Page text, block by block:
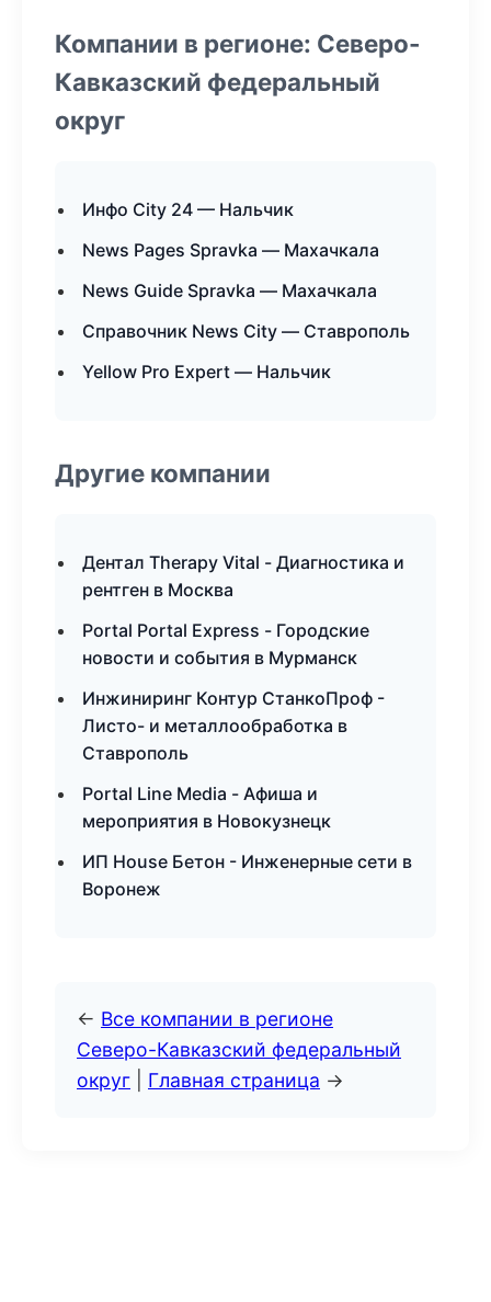
Компании в регионе: Северо-
Кавказский федеральный
округ
Инфо City 24 — Нальчик
News Pages Spravka — Махачкала
News Guide Spravka — Махачкала
Справочник News City — Ставрополь
Yellow Pro Expert — Нальчик
Другие компании
Дентал Therapy Vital - Диагностика и
рентген в Москва
Portal Portal Express - Городские
новости и события в Мурманск
Инжиниринг Контур СтанкоПроф -
Листо- и металлообработка в
Ставрополь
Portal Line Media - Афиша и
мероприятия в Новокузнецк
ИП House Бетон - Инженерные сети в
Воронеж
← Все компании в регионе
Северо-Кавказский федеральный
округ
Главная страница →